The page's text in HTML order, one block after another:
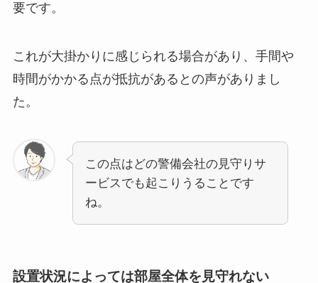
要です。
これが大掛かりに感じられる場合があり、手間や
時間がかかる点が抵抗があるとの声がありまし
た。
この点はどの警備会社の見守りサ
ービスでも起こりうることです
ね。
設置状況によっては部屋全体を見守れない